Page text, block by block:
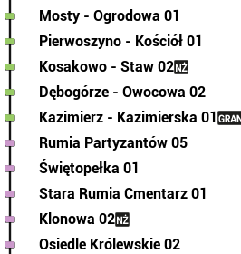
Mosty - Ogrodowa 01
Pierwoszyno - Kościół 01
Kosakowo - Staw 02
Dębogórze - Owocowa 02
Kazimierz - Kazimierska 01
Rumia Partyzantów 05
Świętopełka 01
Stara Rumia Cmentarz 01
Klonowa 02
Osiedle Królewskie 02